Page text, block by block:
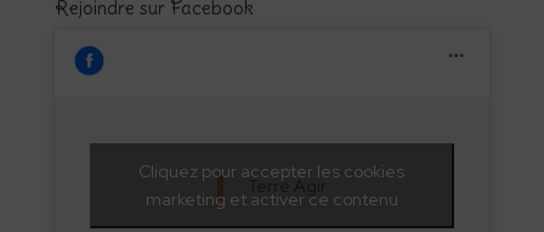
Rejoindre sur Facebook
Terre Agir
Cliquez pour accepter les cookies
marketing et activer ce contenu